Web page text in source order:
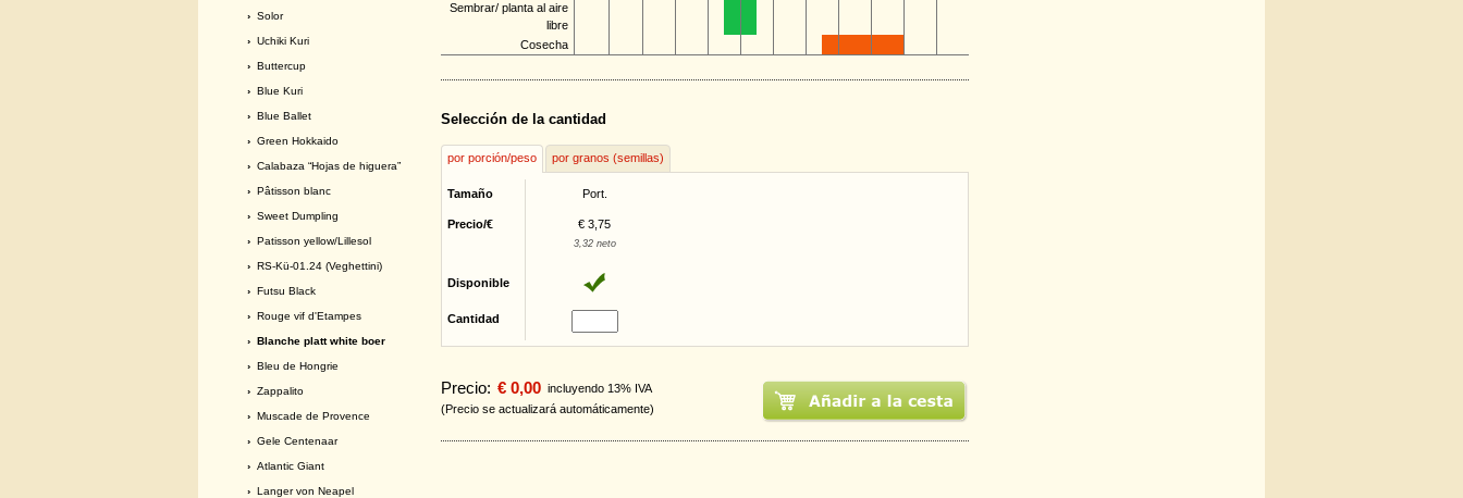
› Solor
› Uchiki Kuri
› Buttercup
› Blue Kuri
› Blue Ballet
› Green Hokkaido
› Calabaza “Hojas de higuera”
› Pâtisson blanc
› Sweet Dumpling
› Patisson yellow/Lillesol
› RS-Kü-01.24 (Veghettini)
› Futsu Black
› Rouge vif d'Etampes
› Blanche platt white boer
› Bleu de Hongrie
› Zappalito
› Muscade de Provence
› Gele Centenaar
› Atlantic Giant
› Langer von Neapel
Sembrar/ planta al aire
libre
Cosecha
Selección de la cantidad
por porción/peso por granos (semillas)
Tamaño Port.
Precio/€ € 3,75
3,32 neto
Disponible
Cantidad
Precio: € 0,00 incluyendo 13% IVA
(Precio se actualizará automáticamente)